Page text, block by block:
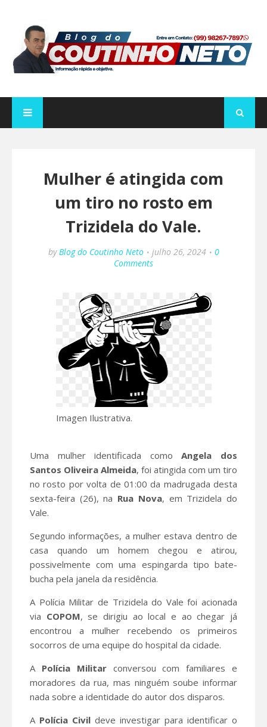
Mulher é atingida com
um tiro no rosto em
Trizidela do Vale.
by Blog do Coutinho Neto julho 26, 2024
0
Comments
Imagen Ilustrativa.
Uma mulher identificada comoAngela dos
Santos Oliveira Almeida, foi atingida com um tiro
no rosto por volta de 01:00 da madrugada desta
sexta-feira (26), na Rua Nova, em Trizidela do
Vale.
Segundo informações, a mulher estava dentro de
casa quando um homem chegou e atirou,
possivelmente com uma espingarda tipo bate-
bucha pela janela da residência.
A Polícia Militar de Trizidela do Vale foi acionada
via COPOM, se dirigiu ao local e ao chegar já
encontrou a mulher recebendo os primeiros
socorros de uma equipe do hospital da cidade.
A Polícia Militarconversou com familiares e
moradores da rua, mas ninguém soube informar
nada sobre a identidade do autor dos disparos.
A Polícia Civil deve investigar para identificar o